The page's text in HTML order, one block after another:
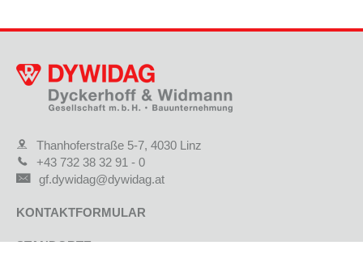
Thanhoferstraße 5-7, 4030 Linz
+43 732 38 32 91 - 0
gf.dywidag@dywidag.at
KONTAKTFORMULAR
STANDORTE